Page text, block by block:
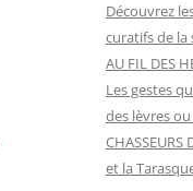
Découvrez
curatifs de la
AU FIL DES
Les gestes
des lèvres
et la